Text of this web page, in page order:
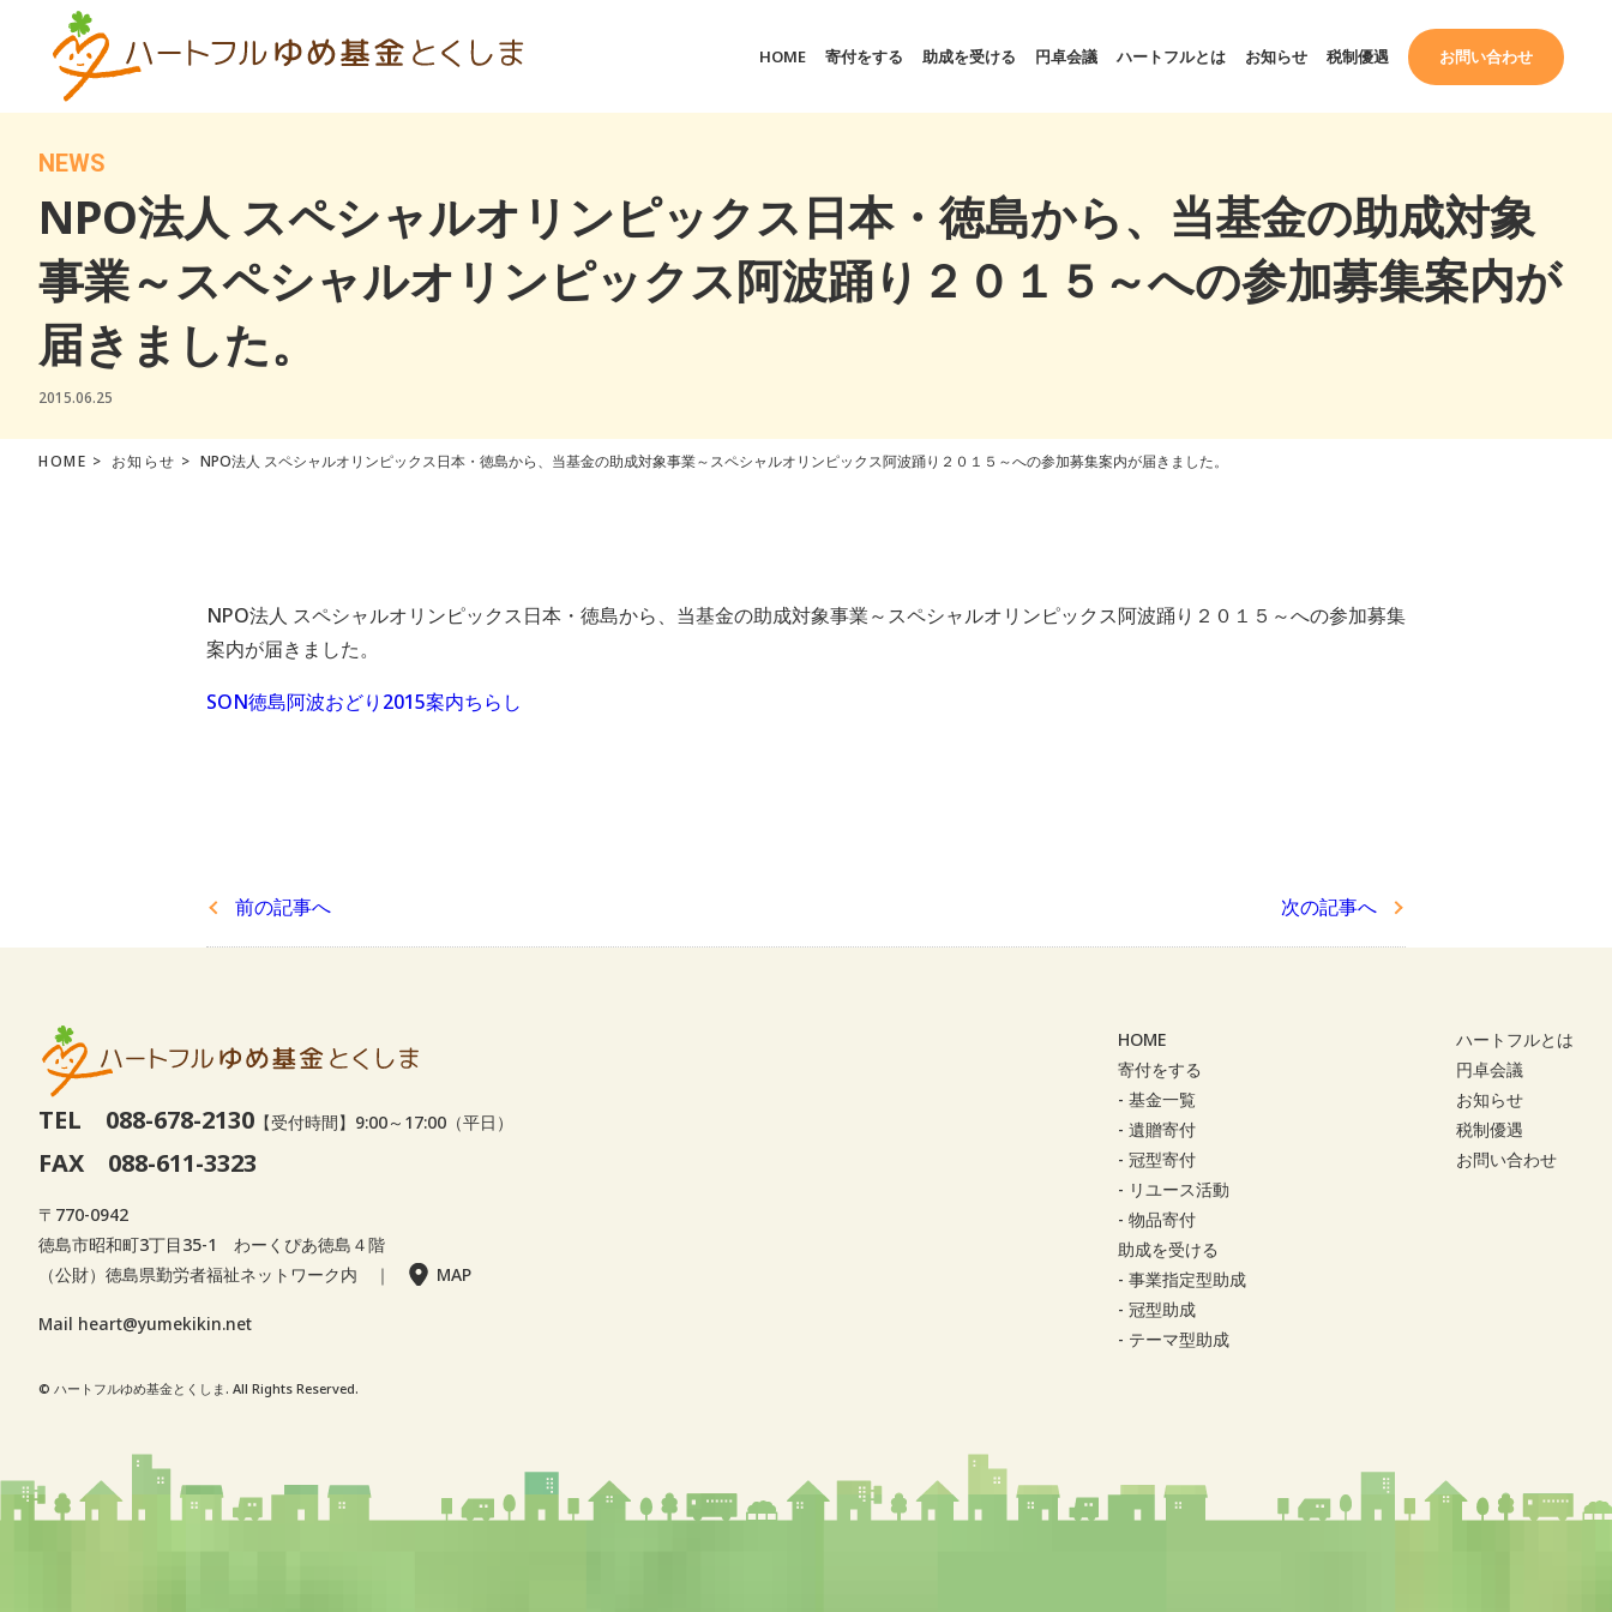
HOME 寄付をする 助成を受ける 円卓会議 ハートフルとは お知らせ 税制優遇 お問い合わせ
NEWS
NPO法人 スペシャルオリンピックス日本・徳島から、当基金の助成対象
事業～スペシャルオリンピックス阿波踊り２０１５～への参加募集案内が
届きました。
2015.06.25
HOME > お知らせ > NPO法人 スペシャルオリンピックス日本・徳島から、当基金の助成対象事業～スペシャルオリンピックス阿波踊り２０１５～への参加募集案内が届きました。
NPO法人 スペシャルオリンピックス日本・徳島から、当基金の助成対象事業～スペシャルオリンピックス阿波踊り２０１５～への参加募集
案内が届きました。
SON徳島阿波おどり2015案内ちらし
前の記事へ 次の記事へ
HOME
寄付をする
基金一覧
遺贈寄付
冠型寄付
リユース活動
物品寄付
助成を受ける
事業指定型助成
冠型助成
テーマ型助成
ハートフルとは
円卓会議
お知らせ
税制優遇
お問い合わせ
TEL 088-678-2130 【受付時間】9:00～17:00（平日）
FAX 088-611-3323
〒770-0942
徳島市昭和町3丁目35-1 わーくぴあ徳島４階
（公財）徳島県勤労者福祉ネットワーク内 ｜
MAP
Mail heart@yumekikin.net
© ハートフルゆめ基金とくしま. All Rights Reserved.